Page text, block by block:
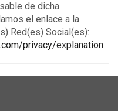
de dicha
el enlace a la
Red(es) Social(es):
privacy/explanation